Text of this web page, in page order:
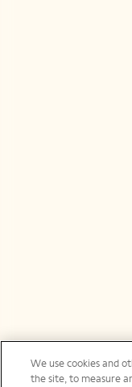
We use cookies and
the site, to measure